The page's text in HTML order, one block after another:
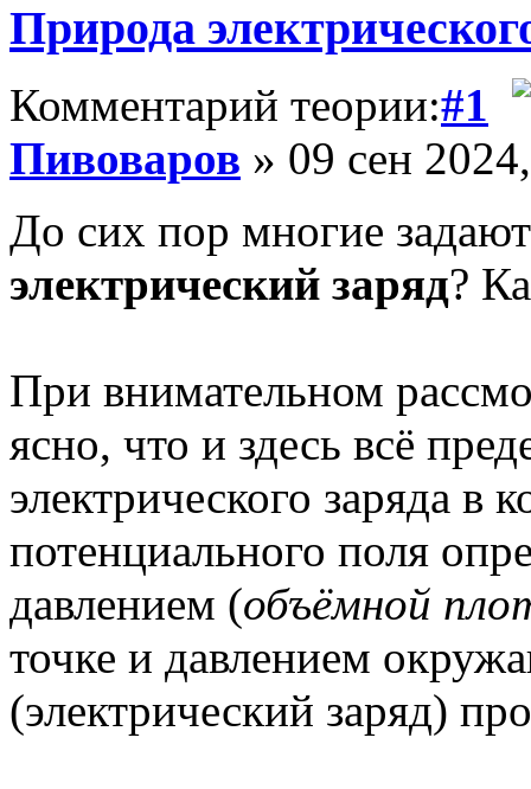
Природа
Комментарий теории:#1
Пивоваров » 09 сен
До сих пор многие
электрический заряд?
При внимательном
ясно, что и здесь всё
электрического заряда в
потенциального поля
давлением (объёмной
точке и давлением
(электрический заряд)